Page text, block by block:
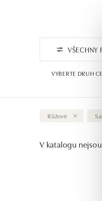
VŠECHNY
VYBERTE DRUH
Růžové
V katalogu